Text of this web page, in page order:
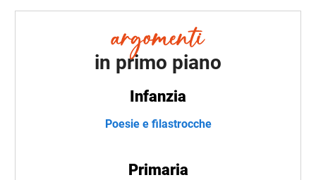
in primo piano
Infanzia
Poesie e filastrocche
Primaria